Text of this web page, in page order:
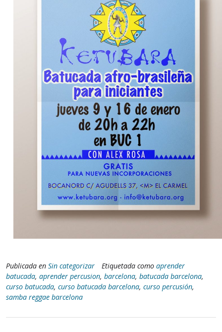
Publicada en Sin categorizar Etiquetada como aprender
batucada, aprender percusion, barcelona, batucada barcelona,
curso batucada, curso batucada barcelona, curso percusión,
samba reggae barcelona